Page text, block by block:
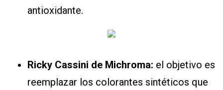
antioxidante.
Ricky Cassini de Michroma: el objetivo es
reemplazar los colorantes sintéticos que